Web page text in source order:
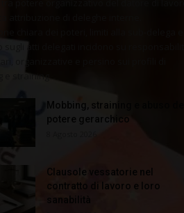
attribuzione di deleghe interne.
chiara dei poteri, limiti alla sub-delega e
sugli atti delegati incidono su responsabilità
organizzative e persino sui profili di
e straining.
Mobbing, straining e abuso del
potere gerarchico
Clausole vessatorie nel
contratto di lavoro e loro
sanabilità